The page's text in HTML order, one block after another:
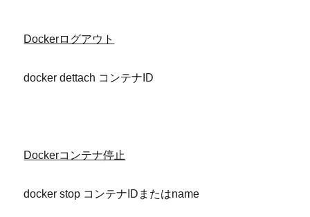
Dockerログアウト
docker dettach コンテナID
Dockerコンテナ停止
docker stop コンテナIDまたはname